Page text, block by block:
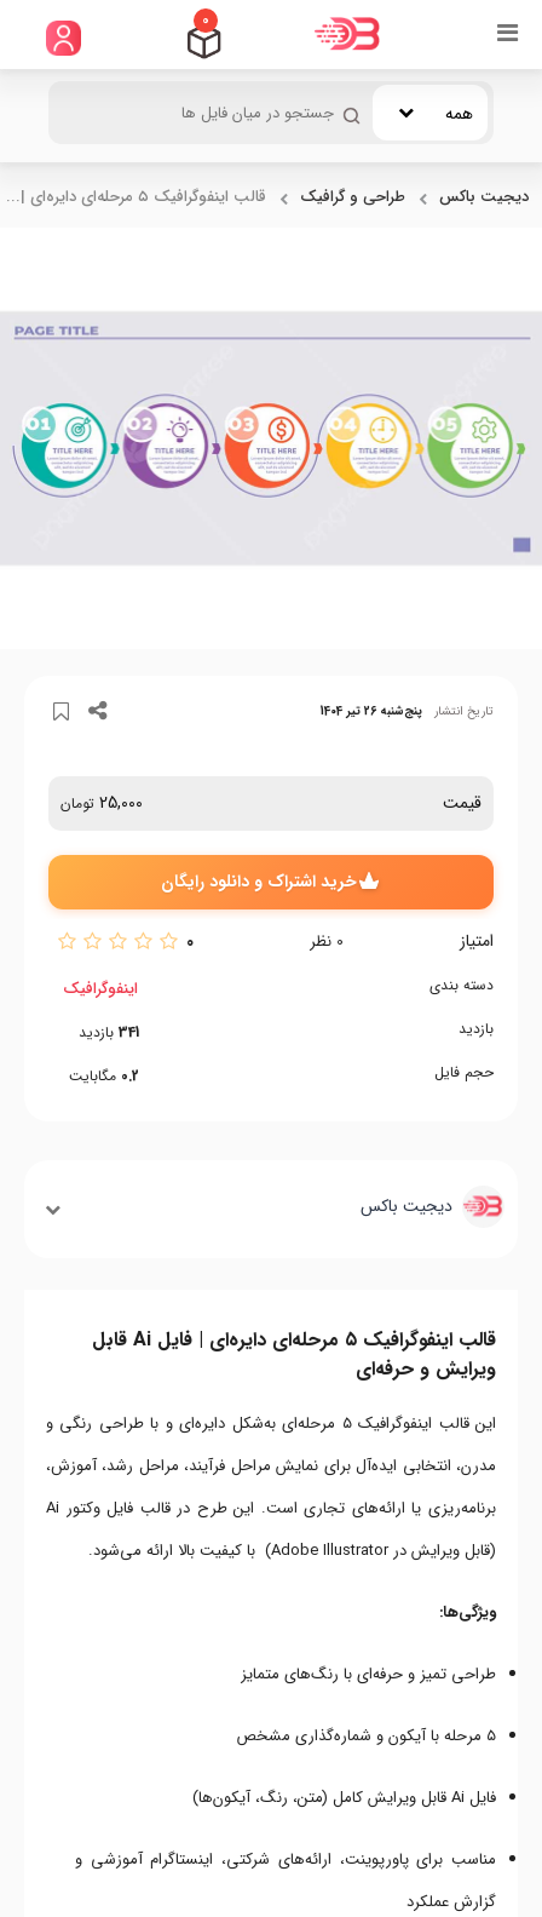
0
همه
دیجیت باکس طراحی و گرافیک قالب اینفوگرافیک ۵ مرحله‌ای دایره‌ای |...
تاریخ انتشار پنج‌شنبه 26 تیر 1404
قیمت 25,000 تومان
خرید اشتراک و دانلود رایگان
امتیاز 0 نظر 0
دسته بندی
بازدید
حجم فایل
اینفوگرافیک
341 بازدید
0.2 مگابایت
دیجیت باکس
قالب اینفوگرافیک ۵ مرحله‌ای دایره‌ای | فایل Ai قابل
ویرایش و حرفه‌ای
این قالب اینفوگرافیک ۵ مرحله‌ای به‌شکل دایره‌ای و با طراحی رنگی و
مدرن، انتخابی ایده‌آل برای نمایش مراحل فرآیند، مراحل رشد، آموزش،
برنامه‌ریزی یا ارائه‌های تجاری است. این طرح در قالب فایل وکتور Ai
(قابل ویرایش در Adobe Illustrator) با کیفیت بالا ارائه می‌شود.
ویژگی‌ها:
طراحی تمیز و حرفه‌ای با رنگ‌های متمایز
۵ مرحله با آیکون و شماره‌گذاری مشخص
فایل Ai قابل ویرایش کامل (متن، رنگ، آیکون‌ها)
مناسب برای پاورپوینت، ارائه‌های شرکتی، اینستاگرام آموزشی و
گزارش عملکرد